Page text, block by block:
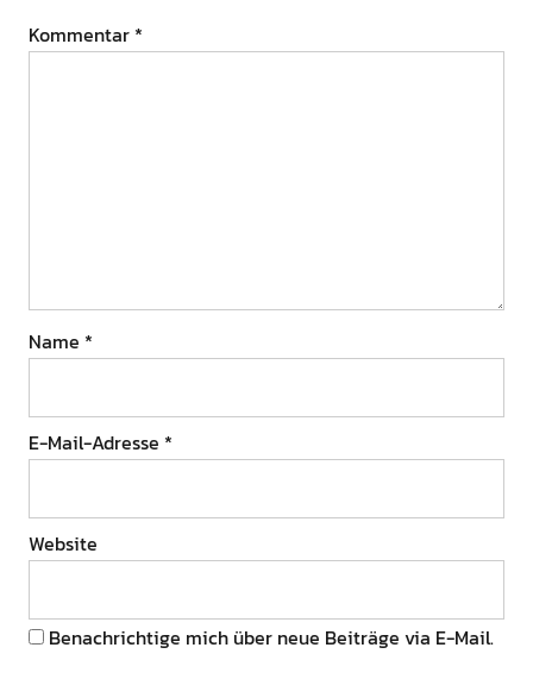
Kommentar *
Name *
E-Mail-Adresse *
Website
Benachrichtige mich über neue Beiträge via E-Mail.